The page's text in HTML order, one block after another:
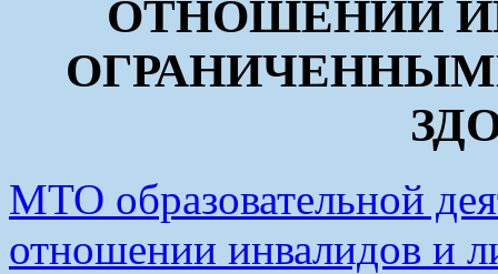
ОТНОШЕНИИ
МТО образовательной
отношении инвалидов и